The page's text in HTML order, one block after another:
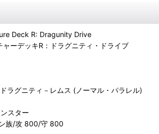
Deck R: Dragunity Drive
ーデッキR：ドラグニティ・ドライブ
ラグニティ－レムス (ノーマル・パラレル)
スター
族/攻 800/守 800